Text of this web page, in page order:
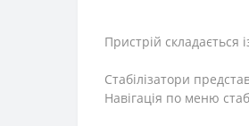
Пристрій складається
Стабілізатори
Навігація по меню